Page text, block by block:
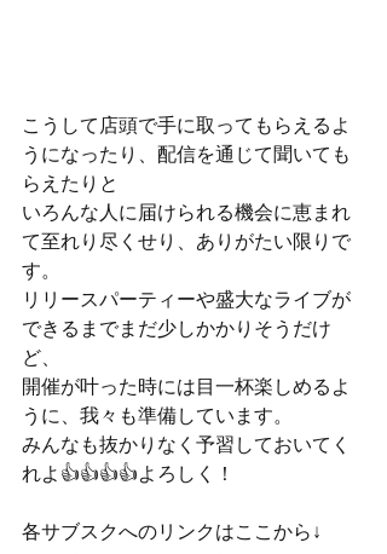
こうして店頭で手に取ってもらえるよ
うになったり、配信を通じて聞いても
らえたりと
いろんな人に届けられる機会に恵まれ
て至れり尽くせり、ありがたい限りで
す。
リリースパーティーや盛大なライブが
できるまでまだ少しかかりそうだけ
ど、
開催が叶った時には目一杯楽しめるよ
うに、我々も準備しています。
みんなも抜かりなく予習しておいてく
れよ👍👍👍👍よろしく！
各サブスクへのリンクはここから↓